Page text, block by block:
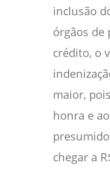
inclusão
órgãos de
crédito, o
maior,
honra e
chegar a